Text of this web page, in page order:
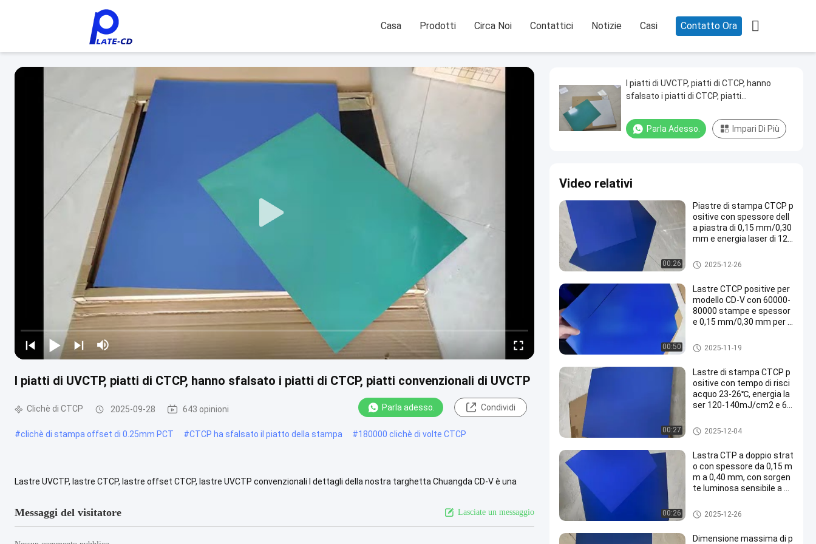
Casa Prodotti Circa Noi Contattici Notizie Casi Contatto Ora 
I piatti di UVCTP, piatti di CTCP, hanno sfalsato i piatti di CTCP, piatti convenzionali di UVCTP
Clichè di CTCP 2025-09-28 643 opinioni Parla adesso. Condividi
#clichè di stampa offset di 0.25mm PCT #CTCP ha sfalsato il piatto della stampa #180000 clichè di volte CTCP
Lastre UVCTP, lastre CTCP, lastre offset CTCP, lastre UVCTP convenzionali I dettagli della nostra targhetta Chuangda CD-V è una
Messaggi del visitatore Lasciate un messaggio
I piatti di UVCTP, piatti di CTCP, hanno
sfalsato i piatti di CTCP, piatti
Parla Adesso. Impari Di Più
Video relativi
00:26
Piastre di stampa CTCP p
ositive con spessore dell
a piastra di 0,15 mm/0,30
mm e energia laser di 120
80000 stampe
Clichè di CTCP
2025-12-26
00:50
Lastre CTCP positive per
modello CD-V con 60000-
80000 stampe e spessor
e 0,15 mm/0,30 mm per s
Clichè di CTCP
2025-11-19
00:27
Lastre di stampa CTCP p
ositive con tempo di risci
acquo 23-26℃, energia la
ser 120-140mJ/cm2 e 60
Clichè di CTCP
2025-12-04
00:26
Lastra CTP a doppio strat
o con spessore da 0,15 m
m a 0,40 mm, con sorgen
te luminosa sensibile a 83
a di 24 mesi
Piatto di doppio strato PCT
2025-12-26
Dimensione massima di p